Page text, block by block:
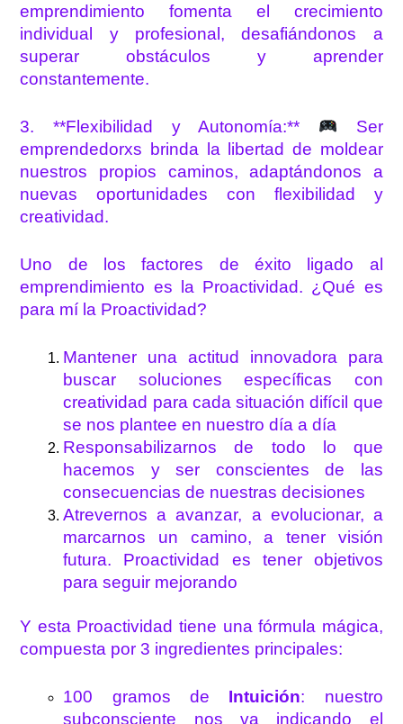
emprendimiento fomenta el crecimiento
individual y profesional, desafiándonos a
superar obstáculos y aprender
constantemente.
3. **Flexibilidad y Autonomía:**
Ser
emprendedorxs brinda la libertad de moldear
nuestros propios caminos, adaptándonos a
nuevas oportunidades con flexibilidad y
creatividad.
Uno de los factores de éxito ligado al
emprendimiento es la Proactividad. ¿Qué es
para mí la Proactividad?
Mantener una actitud innovadora para
buscar soluciones específicas con
creatividad para cada situación difícil que
se nos plantee en nuestro día a día
Responsabilizarnos de todo lo que
hacemos y ser conscientes de las
consecuencias de nuestras decisiones
Atrevernos a avanzar, a evolucionar, a
marcarnos un camino, a tener visión
futura. Proactividad es tener objetivos
para seguir mejorando
Y esta Proactividad tiene una fórmula mágica,
compuesta por 3 ingredientes principales:
100 gramos de Intuición: nuestro
subconsciente nos va indicando el